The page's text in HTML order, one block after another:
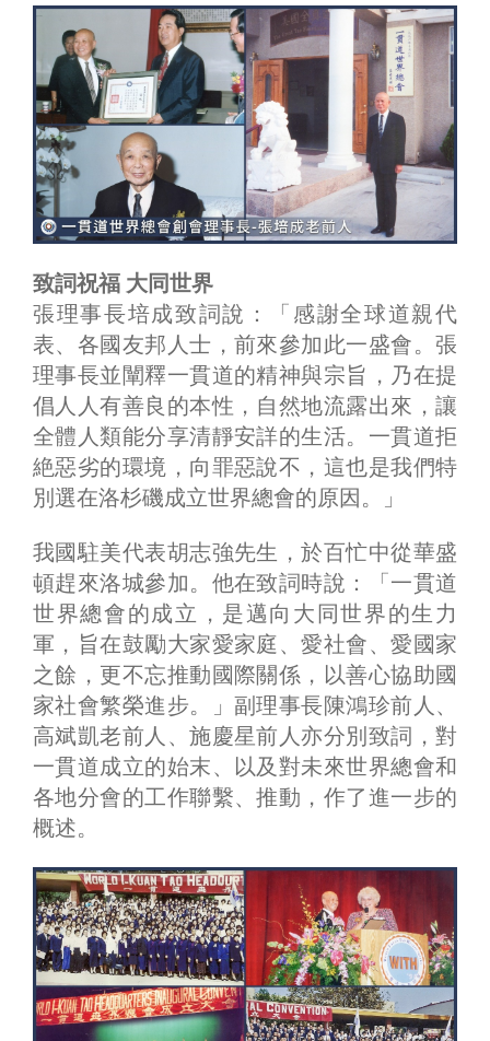
致詞祝福 大同世界
張理事長培成致詞說：「感謝全球道親代
表、各國友邦人士，前來參加此一盛會。張
理事長並闡釋一貫道的精神與宗旨，乃在提
倡人人有善良的本性，自然地流露出來，讓
全體人類能分享清靜安詳的生活。一貫道拒
絶惡劣的環境，向罪惡說不，這也是我們特
別選在洛杉磯成立世界總會的原因。」
我國駐美代表胡志強先生，於百忙中從華盛
頓趕來洛城參加。他在致詞時說：「一貫道
世界總會的成立，是邁向大同世界的生力
軍，旨在鼓勵大家愛家庭、愛社會、愛國家
之餘，更不忘推動國際關係，以善心協助國
家社會繁榮進步。」副理事長陳鴻珍前人、
高斌凱老前人、施慶星前人亦分別致詞，對
一貫道成立的始末、以及對未來世界總會和
各地分會的工作聯繫、推動，作了進一步的
概述。